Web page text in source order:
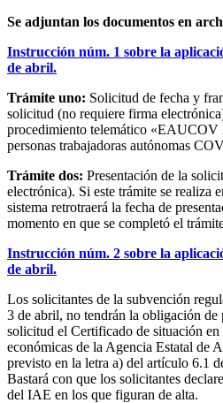
Se adjuntan los documentos en
Instrucción núm. 1 sobre la
de abril.
Trámite uno: Solicitud de fecha y
solicitud (no requiere firma
procedimiento telemático «EAUCOV
personas trabajadoras autónomas
Trámite dos: Presentación de la
electrónica). Si este trámite se realiza
sistema retrotraerá la fecha de
momento en que se completó el
Instrucción núm. 2 sobre la
de abril.
Los solicitantes de la subvención
3 de abril, no tendrán la obligación de
solicitud el Certificado de situación en
económicas de la Agencia Estatal de
previsto en la letra a) del artículo 6.1
Bastará con que los solicitantes
del IAE en los que figuran de alta.